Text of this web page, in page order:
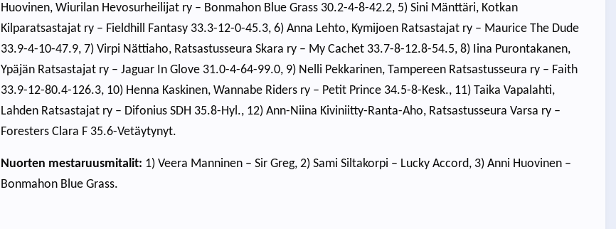
Huovinen, Wiurilan Hevosurheilijat ry – Bonmahon Blue Grass 30.2-4-8-42.2, 5) Sini Mänttäri, Kotkan
Kilparatsastajat ry – Fieldhill Fantasy 33.3-12-0-45.3, 6) Anna Lehto, Kymijoen Ratsastajat ry – Maurice The Dude
33.9-4-10-47.9, 7) Virpi Nättiaho, Ratsastusseura Skara ry – My Cachet 33.7-8-12.8-54.5, 8) Iina Purontakanen,
Ypäjän Ratsastajat ry – Jaguar In Glove 31.0-4-64-99.0, 9) Nelli Pekkarinen, Tampereen Ratsastusseura ry – Faith
33.9-12-80.4-126.3, 10) Henna Kaskinen, Wannabe Riders ry – Petit Prince 34.5-8-Kesk., 11) Taika Vapalahti,
Lahden Ratsastajat ry – Difonius SDH 35.8-Hyl., 12) Ann-Niina Kiviniitty-Ranta-Aho, Ratsastusseura Varsa ry –
Foresters Clara F 35.6-Vetäytynyt.
Nuorten mestaruusmitalit: 1) Veera Manninen – Sir Greg, 2) Sami Siltakorpi – Lucky Accord, 3) Anni Huovinen –
Bonmahon Blue Grass.